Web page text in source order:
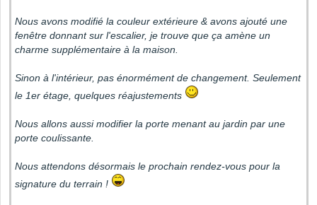
Nous avons modifié la couleur extérieure & avons ajouté une
fenêtre donnant sur l'escalier, je trouve que ça amène un
charme supplémentaire à la maison.
Sinon à l'intérieur, pas énormément de changement. Seulement
le 1er étage, quelques réajustements
Nous allons aussi modifier la porte menant au jardin par une
porte coulissante.
Nous attendons désormais le prochain rendez-vous pour la
signature du terrain !